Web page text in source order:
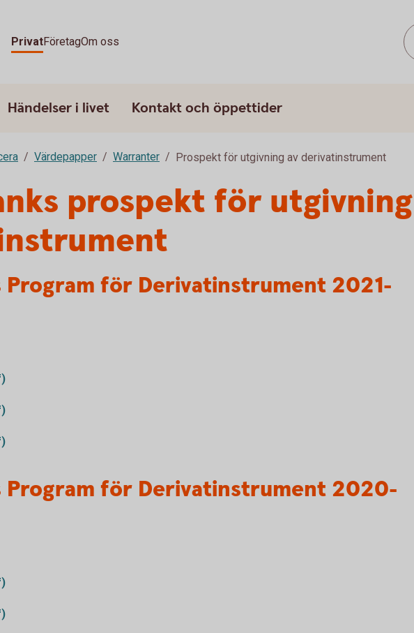
PrivatFöretagOm oss
Händelser i livet Kontakt och öppettider
Värdepapper Warranter Prospekt för utgivning av derivatinstrument
prospekt för
Program för Derivatinstrument 2021-
Program för Derivatinstrument 2020-